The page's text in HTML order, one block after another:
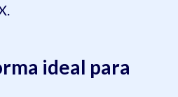
ideal para